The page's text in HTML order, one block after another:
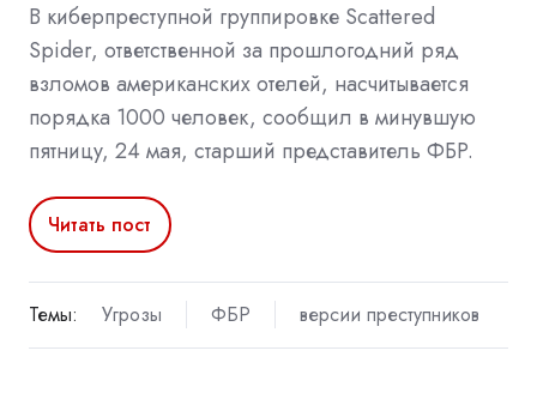
В киберпреступной группировке Scattered
Spider, ответственной за прошлогодний ряд
взломов американских отелей, насчитывается
порядка 1000 человек, сообщил в минувшую
пятницу, 24 мая, старший представитель ФБР.
Читать пост
Темы: Угрозы ФБР версии преступников